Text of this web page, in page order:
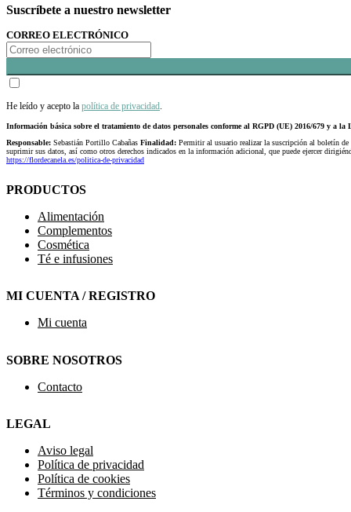
Suscríbete a nuestro newsletter
CORREO ELECTRÓNICO
He leído y acepto la política de privacidad
Información básica sobre el tratamiento de datos personales conforme al RGPD (UE) 2016/679 y a la
Responsable: Sebastián Portillo Cabañas Finalidad: Permitir al usuario realizar la suscripción al boletín
suprimir sus datos, así como otros derechos indicados en la información adicional, que puede ejercer
https://flordecanela.es/politica-de-privacidad
PRODUCTOS
Alimentación
Complementos
Cosmética
Té e infusiones
MI CUENTA / REGISTRO
Mi cuenta
SOBRE NOSOTROS
Contacto
LEGAL
Aviso legal
Política de privacidad
Política de cookies
Términos y condiciones